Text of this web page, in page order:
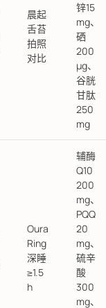
晨起
舌苔
拍照
对比
锌15
mg、
硒
200
µg、
谷胱
甘肽
250
mg
Oura
Ring
深睡
≥1.5
h
辅酶
Q10
200
mg、
PQQ
20
mg、
硫辛
酸
300
mg、